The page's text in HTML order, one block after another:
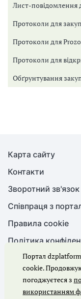
Лист-повідомлення
Протоколи для
Протоколи для
Протоколи для
Обґрунтування
Карта сайту
Контакти
Зворотний зв'язок
Співпраця з
Правила cookie
Політика
© Держзакупівлі, 2026.
Ми в соцмережах
Портал
cookie.
погоджуєтеся з
використанням